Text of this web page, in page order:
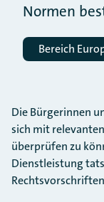
Normen
Bereich
Die Bürgerinnen
sich mit
überprüfen zu
Dienstleistung